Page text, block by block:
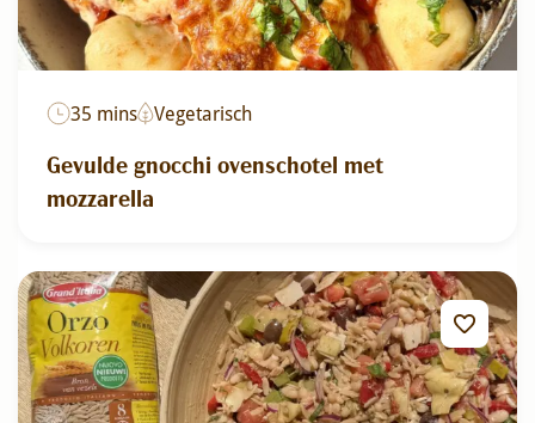
35 mins Vegetarisch
Gevulde gnocchi ovenschotel met
mozzarella